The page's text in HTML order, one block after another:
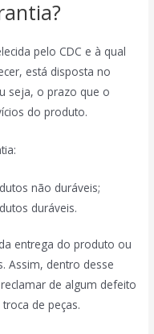
pelo CDC e à qual
está disposta no
seja, o prazo que o
do produto.
não duráveis;
duráveis.
entrega do produto ou
Assim, dentro desse
de algum defeito
de peças.